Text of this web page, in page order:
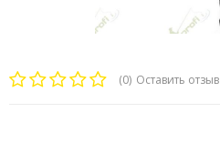
(0) Оставить отзыв